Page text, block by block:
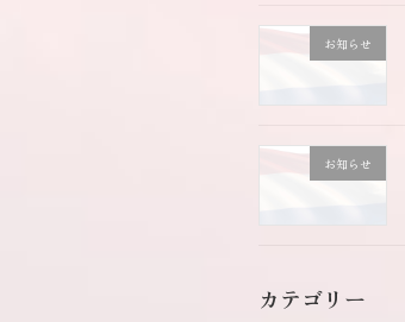
お知らせ
お知らせ
カテゴリー